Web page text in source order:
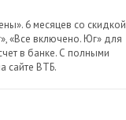
6 месяцев со скидкой
«Все включено. Юг» для
в банке. С полными
сайте ВТБ.